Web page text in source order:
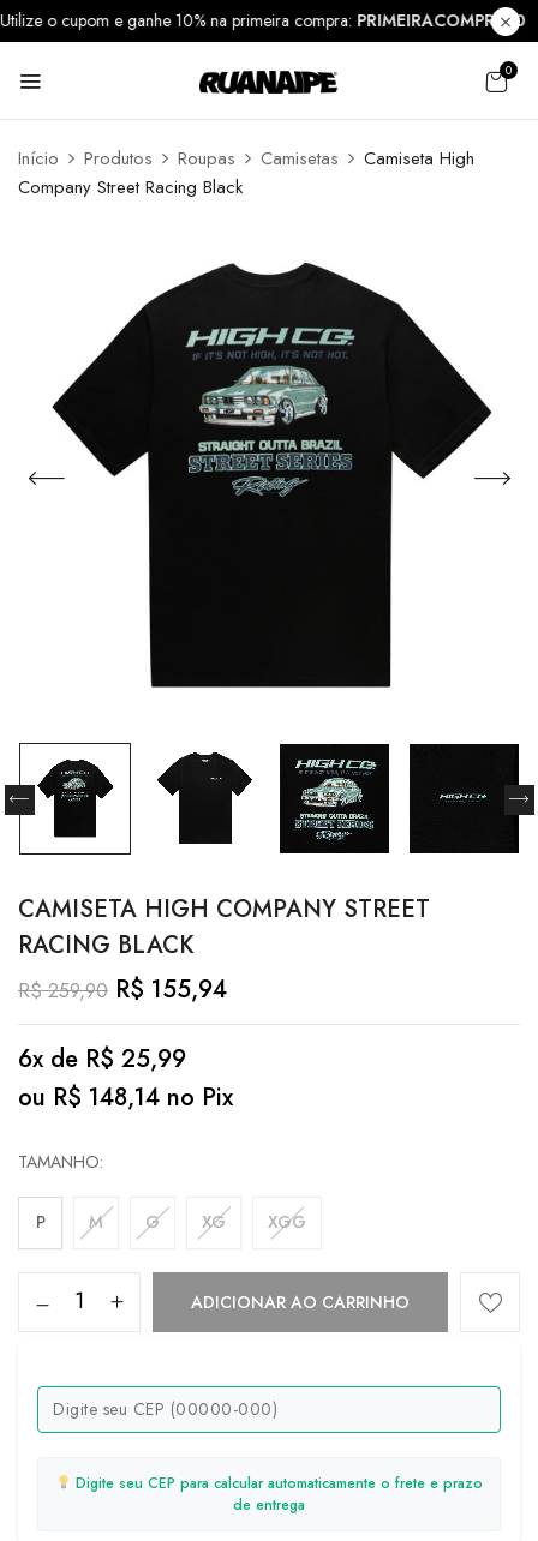
Utilize o cupom e ganhe 10% na primeira compra:PRIMEIRACOMPRA10
0
Início Produtos Roupas Camisetas
Camiseta High
Company Street Racing Black
CAMISETA HIGH COMPANY STREET
RACING BLACK
R$259,90 R$ 155,94
6x de R$ 25,99
ou R$ 148,14 no Pix
TAMANHO
P M G XG XGG
ADICIONAR AO CARRINHO
Digite seu CEP para calcular automaticamente o frete e prazo
de entrega